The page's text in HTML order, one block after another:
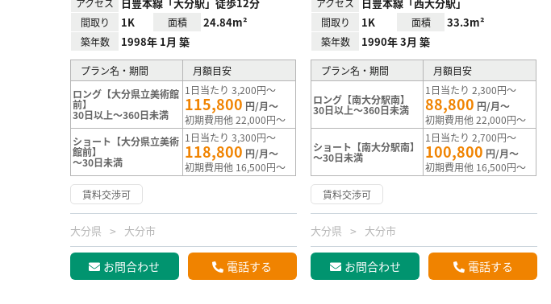
アクセス
間取り 1K 面積 24.84m²
築年数 1998年 1月 築
プラン名・期間
月額目安
ロング【大分県立美術館
前】
30日以上～360日未満
1日当たり 3,200円～
115,800 円/月～
初期費用他 22,000円～
ショート【大分県立美術
館前】
～30日未満
1日当たり 3,300円～
118,800 円/月～
初期費用他 16,500円～
賃料交渉可
大分県 大分市
お問合わせ 電話する
アクセス
間取り 1K 面積 33.3m²
築年数 1990年 3月 築
プラン名・期間 月額目安
ロング【南大分駅南】
30日以上～360日未満
1日当たり 2,300円～
88,800 円/月～
初期費用他 22,000円～
ショート【南大分駅南】
～30日未満
1日当たり 2,700円～
100,800 円/月～
初期費用他 16,500円～
賃料交渉可
大分県 大分市
お問合わせ 電話する